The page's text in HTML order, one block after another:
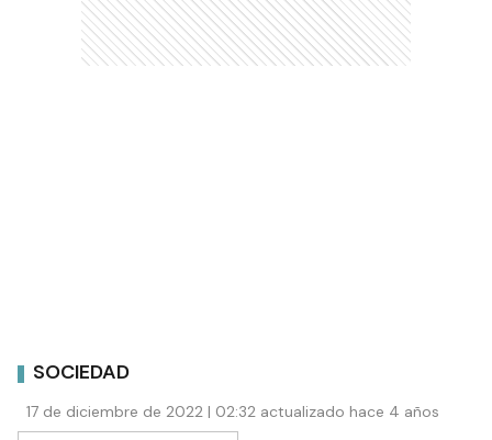
SOCIEDAD
17 de diciembre de 2022 | 02:32 actualizado hace 4 años